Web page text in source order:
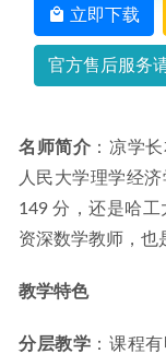
立即下载
官方售后服务
名师简介 ：凉学
人民大学理学经
149 分，还是哈
资深数学教师，也
教学特色
分层教学 ：课程
季班） 2023-03-26